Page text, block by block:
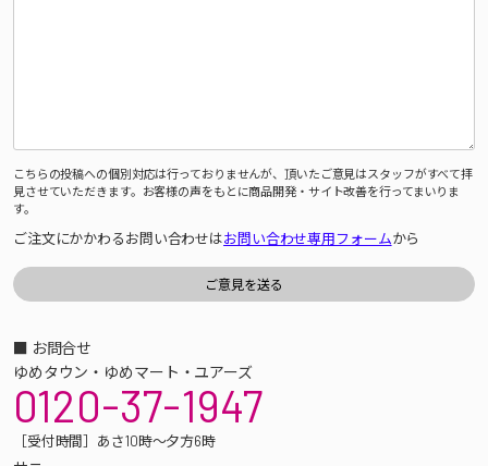
こちらの投稿への個別対応は行っておりませんが、頂いたご意見はスタッフがすべて拝
見させていただきます。お客様の声をもとに商品開発・サイト改善を行ってまいりま
す。
ご注文にかかわるお問い合わせはお問い合わせ専用フォームから
■ お問合せ
ゆめタウン・ゆめマート・ユアーズ
0120-37-1947
［受付時間］あさ10時～夕方6時